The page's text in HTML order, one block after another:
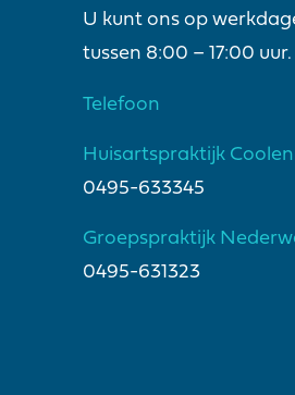
U kunt ons op
tussen 8:00 – 17:00 uur.
Telefoon
Huisartspraktijk
0495-633345
Groepspraktijk
0495-631323